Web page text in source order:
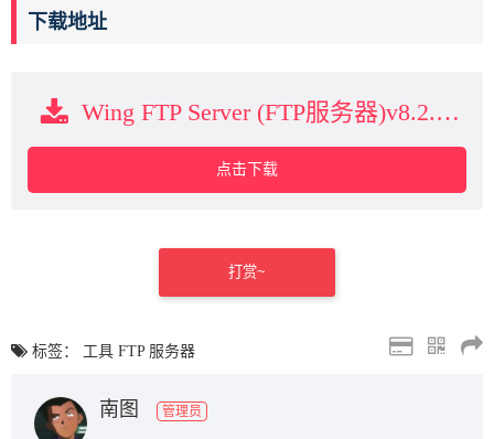
下载地址
Wing FTP Server (FTP服务器)v8.2.0企业版下载
点击下载
打赏~
标签： 工具 FTP 服务器
南图 管理员